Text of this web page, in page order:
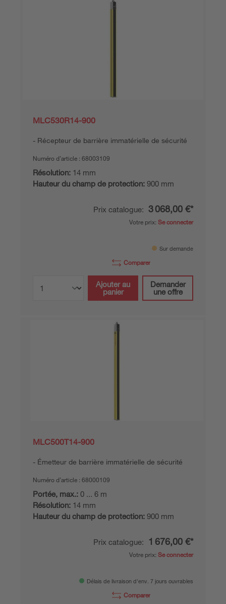
MLC530R14-900
Récepteur de barrière immatérielle de sécurité
Numéro d’article : 68003109
Résolution: 14 mm
Hauteur du champ de protection: 900 mm
Prix catalogue: 3 068,00 €*
Votre prix: Se connecter
Sur demande
Comparer
Ajouter au
panier
Demander
une offre
MLC500T14-900
Émetteur de barrière immatérielle de sécurité
Numéro d’article : 68000109
Portée, max.: 0 ... 6 m
Résolution: 14 mm
Hauteur du champ de protection: 900 mm
Prix catalogue: 1 676,00 €*
Votre prix: Se connecter
Délais de livraison d'env. 7 jours ouvrables
Comparer